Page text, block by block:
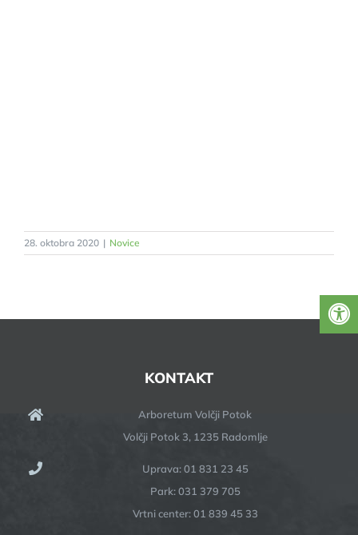
28. oktobra 2020 | Novice
KONTAKT
Arboretum Volčji Potok
Volčji Potok 3, 1235 Radomlje
Uprava: 01 831 23 45
Park: 031 379 705
Vrtni center: 01 839 45 33